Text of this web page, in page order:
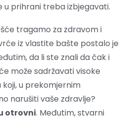
u prihrani treba izbjegavati.
tragamo za zdravom i
iz vlastite bašte postalo je
da li ste znali da čak i
može sadržavati visoke
u prekomjernim
narušiti vaše zdravlje?
otrovni. Međutim, stvarni